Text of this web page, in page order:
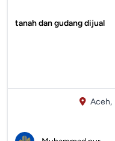
tanah dan gudang dijual
Aceh,